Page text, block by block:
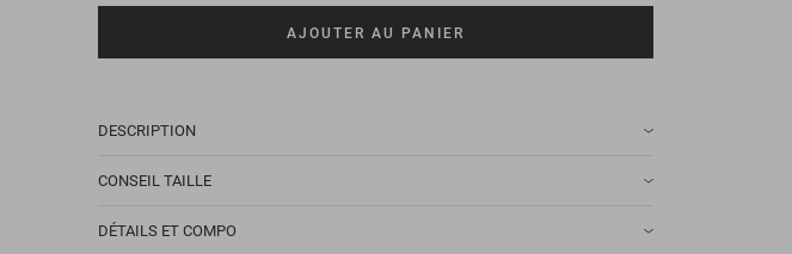
AJOUTER AU PANIER
DESCRIPTION
CONSEIL TAILLE
DÉTAILS ET COMPO